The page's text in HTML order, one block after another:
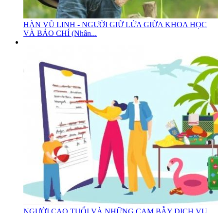
HÀN VŨ LINH - NGƯỜI GIỮ LỬA GIỮA KHOA HỌC
VÀ BÁO CHÍ (Nhân...